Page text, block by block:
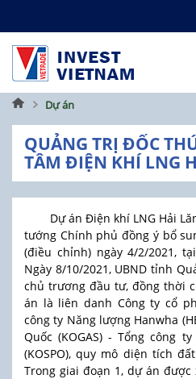
Trang
chủ
Dự án
QUẢNG TRỊ ĐỐC
TÂM ĐIỆN KHÍ LNG
Dự án Điện khí LNG Hải
tướng Chính phủ đồng ý bổ
(điều chỉnh) ngày 4/2/2021,
Ngày 8/10/2021, UBND tỉnh
chủ trương đầu tư, đồng thời
án là liên danh Công ty cổ
công ty Năng lượng Hanwha
Quốc (KOGAS) - Tổng công
(KOSPO), quy mô diện tích
Trong giai đoạn 1, dự án